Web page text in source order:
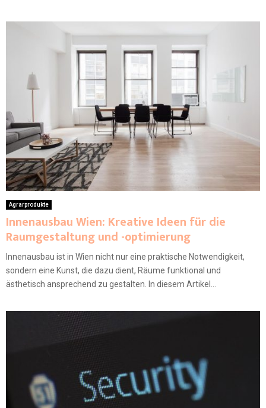
Agrarprodukte
Innenausbau Wien: Kreative Ideen für die
Raumgestaltung und -optimierung
Innenausbau ist in Wien nicht nur eine praktische Notwendigkeit,
sondern eine Kunst, die dazu dient, Räume funktional und
ästhetisch ansprechend zu gestalten. In diesem Artikel...